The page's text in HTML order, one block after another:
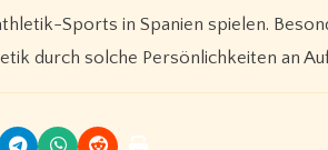
Sports in Spanien spielen.
durch solche Persönlichkeiten an